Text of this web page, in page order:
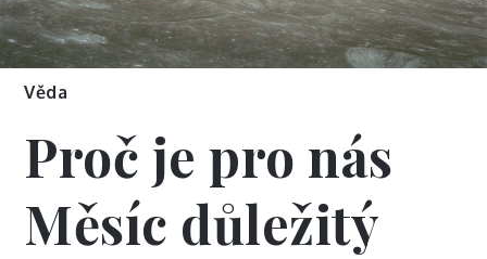
Věda
Proč je pro nás
Měsíc důležitý